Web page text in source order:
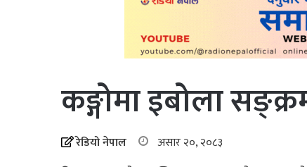
कङ्गोमा इबोला
रेडियो नेपाल असार २०, २०८३